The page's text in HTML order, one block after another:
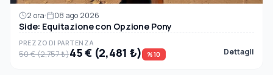
2 ora 08 ago 2026
Side: Equitazione con Opzione Pony
PREZZO DI PARTENZA
50 € (2,757 ₺)45 € (2,481 ₺) %10 Dettagli